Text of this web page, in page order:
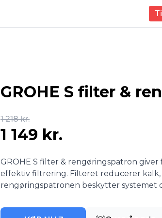
GROHE S filter &
1 218 kr.
1 149 kr.
GROHE S filter & rengøringspatron
effektiv filtrering. Filteret reducerer
rengøringspatronen beskytter systemet